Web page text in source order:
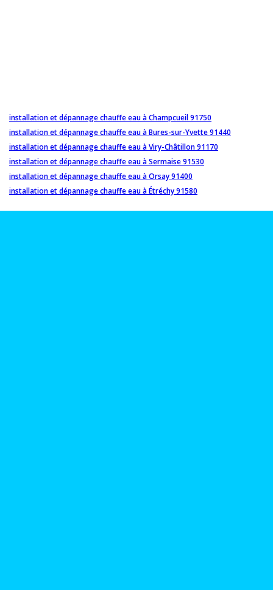
installation et dépannage chauffe eau à Champcueil 91750
installation et dépannage chauffe eau à Bures-sur-Yvette 91440
installation et dépannage chauffe eau à Viry-Châtillon 91170
installation et dépannage chauffe eau à Sermaise 91530
installation et dépannage chauffe eau à Orsay 91400
installation et dépannage chauffe eau à Étréchy 91580